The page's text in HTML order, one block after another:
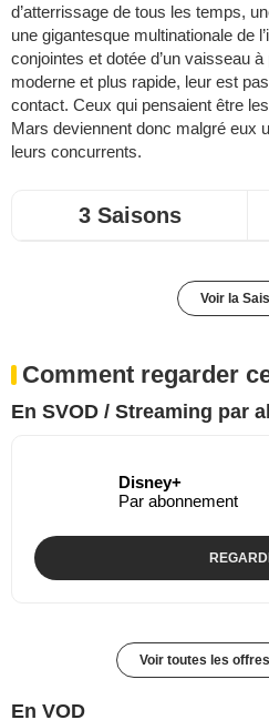
d’atterrissage de tous les temps,
une gigantesque multinationale de
conjointes et dotée d’un vaisseau
moderne et plus rapide, leur est
contact. Ceux qui pensaient être
Mars deviennent donc malgré eux
leurs concurrents.
3 Saisons
Voir la
Comment regarder
En SVOD / Streaming par
Disney+
Par abonnement
Voir toutes les
En VOD